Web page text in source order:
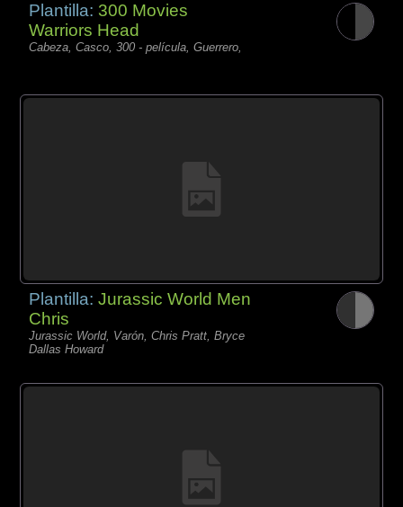
Plantilla: 300 Movies
Warriors Head
Cabeza, Casco, 300 - película, Guerrero,
Plantilla:Jurassic World Men
Chris
Jurassic World, Varón, Chris Pratt, Bryce
Dallas Howard